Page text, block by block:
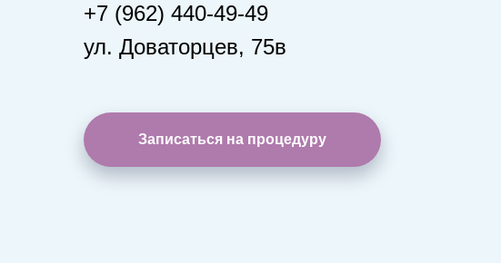
+7 (962) 440-49-49
ул. Доваторцев, 75в
Записаться на процедуру